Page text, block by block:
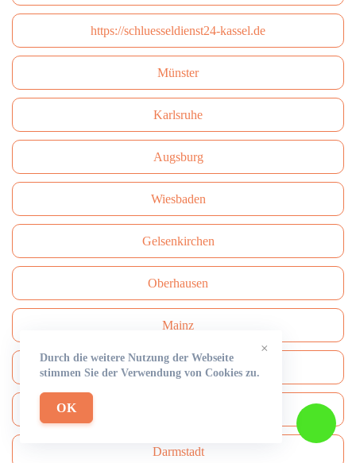
https://schluesseldienst24-kassel.de
Münster
Karlsruhe
Augsburg
Wiesbaden
Gelsenkirchen
Oberhausen
Mainz
Hagen
Darmstadt
×
Durch die weitere Nutzung der Webseite
stimmen Sie der Verwendung von Cookies zu.
OK